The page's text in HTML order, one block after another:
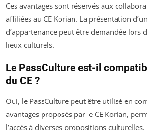
Ces avantages sont réservés aux
affiliées au CE Korian. La présentation
d’appartenance peut être demandée lors
lieux culturels.
Le PassCulture est-il
du CE ?
Oui, le PassCulture peut être utilisé en
avantages proposés par le CE Korian,
l’accès à diverses propositions culturelles.